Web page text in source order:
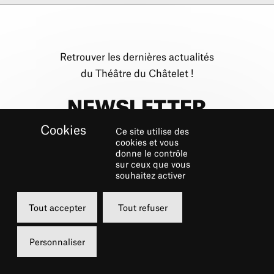
Retrouver les dernières actualités
du Théâtre du Châtelet !
NEWSLETTER
S'inscrire
Ce site utilise des
cookies et vous
donne le contrôle
sur ceux que vous
souhaitez activer
Tout accepter Tout refuser
Personnaliser